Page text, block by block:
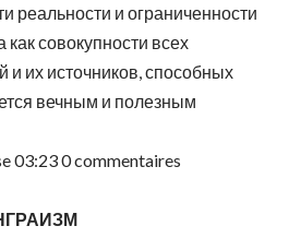
реальности и ограниченности
совокупности всех
и их источников, способных
вечным и полезным
03:23 0 commentaires